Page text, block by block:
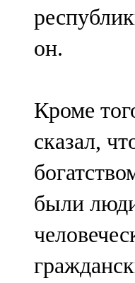
он.
Кроме
сказал,
были